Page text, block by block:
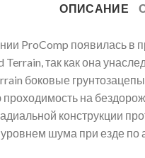
ОПИСАНИЕ
ProComp появилась в
так как она
боковые
на
конструкции
шума при езде по